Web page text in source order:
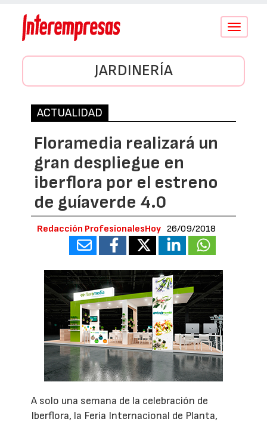
Conmutar
JARDINERÍA
ACTUALIDAD
Floramedia realizará un
gran despliegue en
iberflora por el estreno
de guíaverde 4.0
Redacción ProfesionalesHoy 26/09/2018
A solo una semana de la celebración de
Iberflora, la Feria Internacional de Planta,